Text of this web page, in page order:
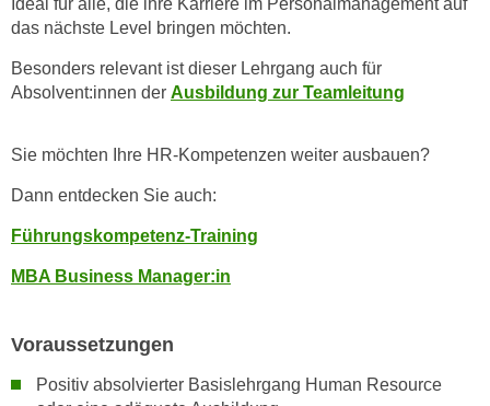
Ideal für alle, die ihre Karriere im Personalmanagement auf
das nächste Level bringen möchten.
Besonders relevant ist dieser Lehrgang auch für
Absolvent:innen der Ausbildung zur Teamleitung
Sie möchten Ihre HR-Kompetenzen weiter ausbauen?
Dann entdecken Sie auch:
Führungskompetenz-Training
MBA Business Manager:in
Voraussetzungen
Positiv absolvierter Basislehrgang Human Resource
h
i
n
a
i
e
a
e
n
s
n
b
e
o
e
e
D